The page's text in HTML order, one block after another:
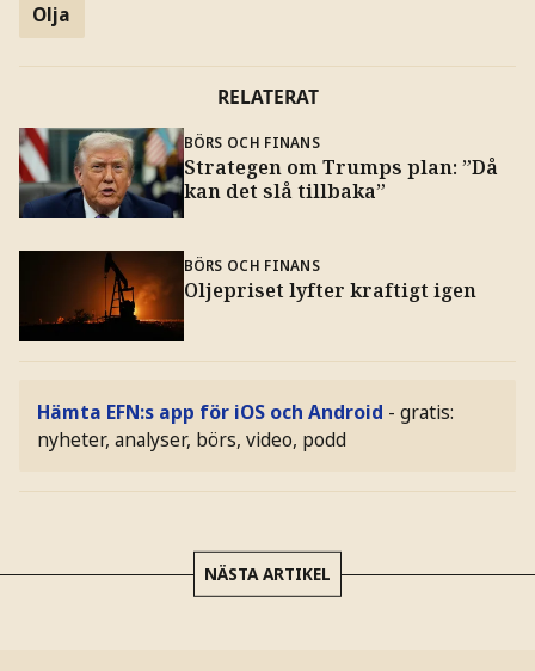
Olja
RELATERAT
BÖRS OCH FINANS
Strategen om Trumps plan: ”Då
kan det slå tillbaka”
BÖRS OCH FINANS
Oljepriset lyfter kraftigt igen
Hämta EFN:s app för iOS och Android - gratis:
nyheter, analyser, börs, video, podd
NÄSTA ARTIKEL